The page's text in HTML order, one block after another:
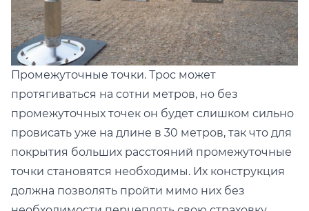
Промежуточные точки. Трос может
протягиваться на сотни метров, но без
промежуточных точек он будет слишком сильно
провисать уже на длине в 30 метров, так что для
покрытия больших расстояний промежуточные
точки становятся необходимы. Их конструкция
должна позволять пройти мимо них без